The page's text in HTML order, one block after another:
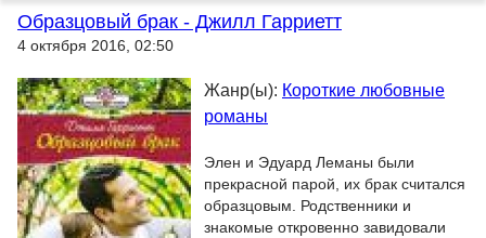
Образцовый брак - Джилл Гарриетт
4 октября 2016, 02:50
Жанр(ы): Короткие любовные
романы
Элен и Эдуард Леманы были
прекрасной парой, их брак считался
образцовым. Родственники и
знакомые откровенно завидовали